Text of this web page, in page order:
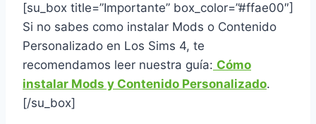
[su_box title=”Importante” box_color=”#ffae00″]
Si no sabes como instalar Mods o Contenido
Personalizado en Los Sims 4, te
recomendamos leer nuestra guía: Cómo
instalar Mods y Contenido Personalizado.
[/su_box]